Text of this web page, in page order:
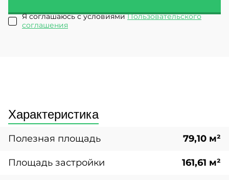
Я соглашаюсь с условиямиПользовательского
соглашения
Характеристика
Полезная площадь 79,10 м²
Площадь застройки 161,61 м²